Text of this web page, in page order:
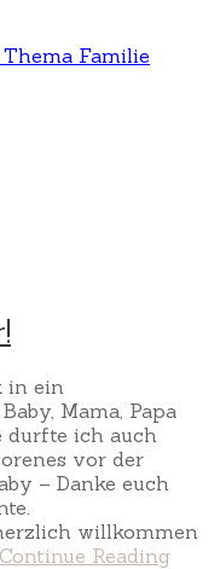
in ein
Mama, Papa
durfte ich auch
vor der
– Danke euch
willkommen
Continue Reading